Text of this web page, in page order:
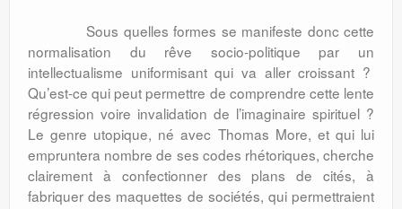
Sous quelles formes se manifeste donc cette
normalisation du rêve socio-politique par un
intellectualisme uniformisant qui va aller croissant ?
Qu’est-ce qui peut permettre de comprendre cette lente
régression voire invalidation de l’imaginaire spirituel ?
Le genre utopique, né avec Thomas More, et qui lui
empruntera nombre de ses codes rhétoriques, cherche
clairement à confectionner des plans de cités, à
fabriquer des maquettes de sociétés, qui permettraient